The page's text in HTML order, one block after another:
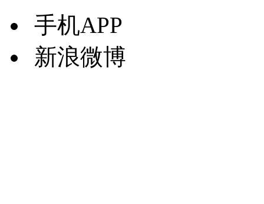
手机APP
新浪微博